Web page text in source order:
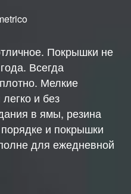
Покрышки не
Всегда
Мелкие
и без
в ямы, резина
и покрышки
для ежедневной